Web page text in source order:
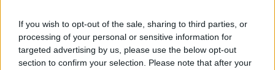
If you wish to opt-out of the sale, sharing to third parties, or
processing of your personal or sensitive information for
targeted advertising by us, please use the below opt-out
section to confirm your selection. Please note that after your
ομίλου L’Oréal, οι οποίοι βασίζονται στις
αρχές της κυκλικής οικονομίας και σε
διεθνή standards.